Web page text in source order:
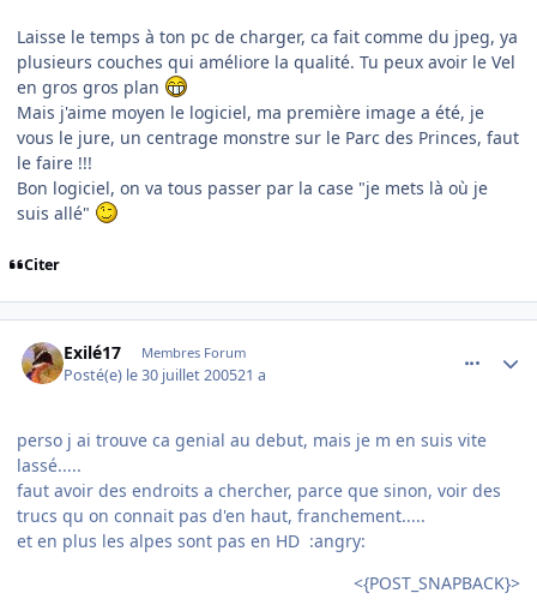
Laisse le temps à ton pc de charger, ca fait comme du jpeg, ya
plusieurs couches qui améliore la qualité. Tu peux avoir le Vel
en gros gros plan
Mais j'aime moyen le logiciel, ma première image a été, je
vous le jure, un centrage monstre sur le Parc des Princes, faut
le faire !!!
Bon logiciel, on va tous passer par la case "je mets là où je
suis allé"
Citer
Exilé17 Membres Forum
Posté(e) le 30 juillet 200521 a
perso j ai trouve ca genial au debut, mais je m en suis vite
lassé.....
faut avoir des endroits a chercher, parce que sinon, voir des
trucs qu on connait pas d'en haut, franchement.....
et en plus les alpes sont pas en HD :angry:
<{POST_SNAPBACK}>